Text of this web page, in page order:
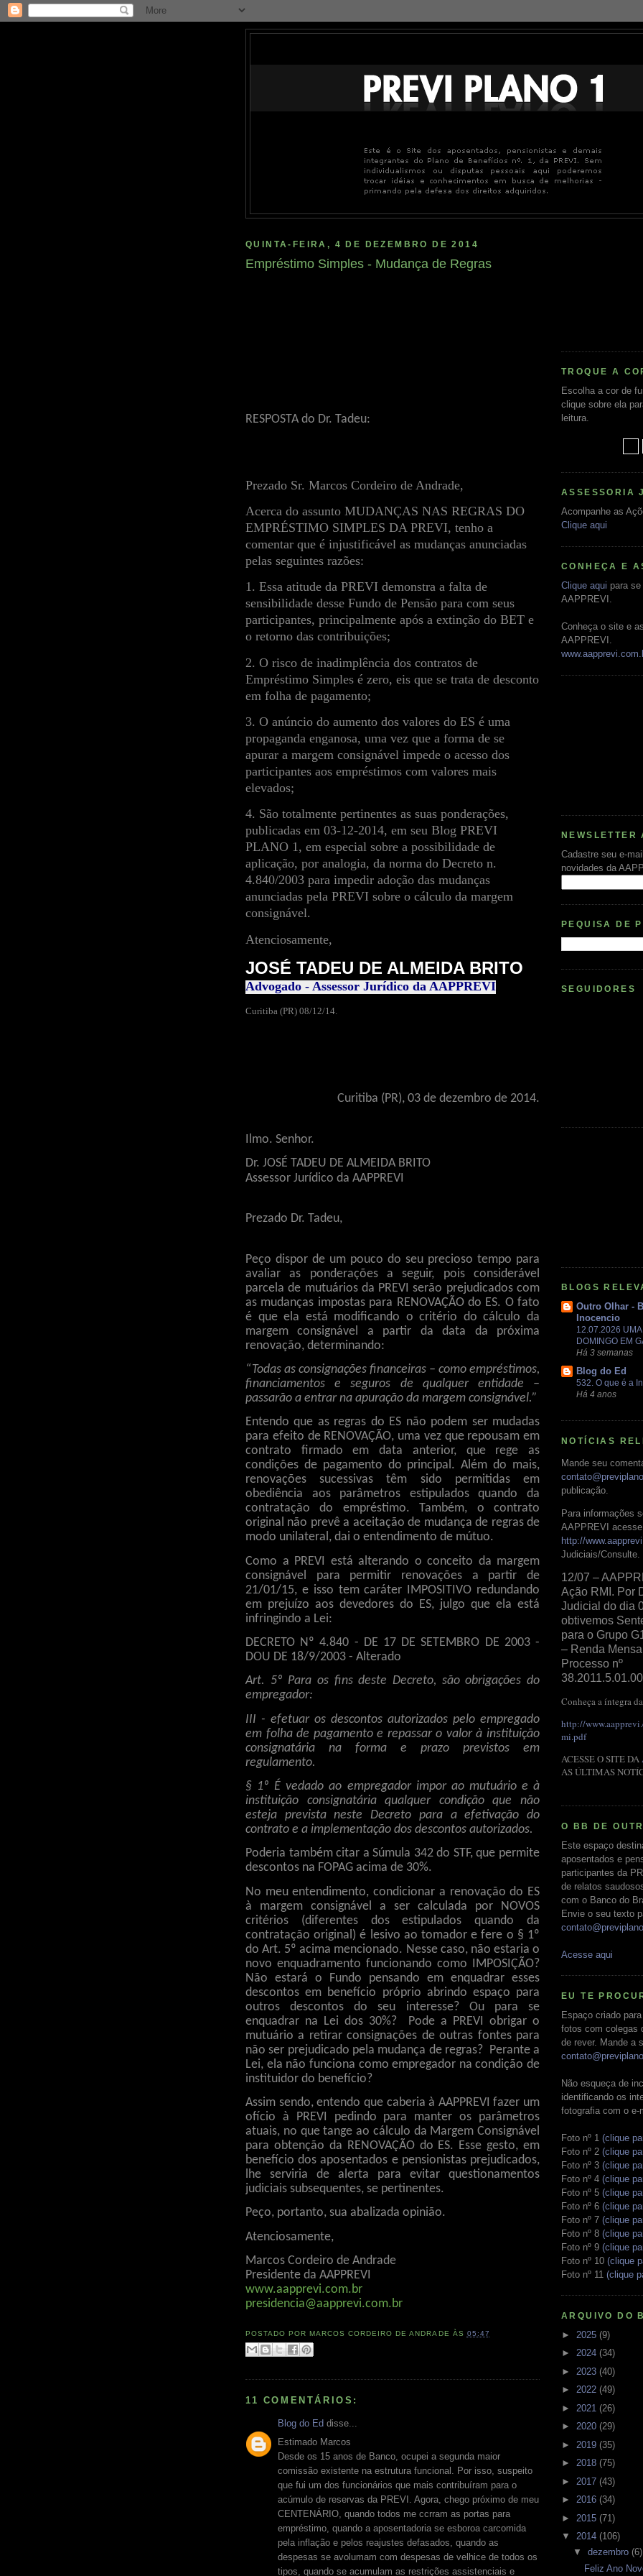
QUINTA-FEIRA, 4 DE DEZEMBRO DE 2014
Empréstimo Simples - Mudança de Regras
RESPOSTA do Dr. Tadeu:
Prezado Sr. Marcos Cordeiro de Andrade,
Acerca do assunto MUDANÇAS NAS REGRAS DO
EMPRÉSTIMO SIMPLES DA PREVI, tenho a
comentar que é injustificável as mudanças anunciadas
pelas seguintes razões:
1. Essa atitude da PREVI demonstra a falta de
sensibilidade desse Fundo de Pensão para com seus
participantes, principalmente após a extinção do BET e
o retorno das contribuições;
2. O risco de inadimplência dos contratos de
Empréstimo Simples é zero, eis que se trata de desconto
em folha de pagamento;
3. O anúncio do aumento dos valores do ES é uma
propaganda enganosa, uma vez que a forma de se
apurar a margem consignável impede o acesso dos
participantes aos empréstimos com valores mais
elevados;
4. São totalmente pertinentes as suas ponderações,
publicadas em 03-12-2014, em seu Blog PREVI
PLANO 1, em especial sobre a possibilidade de
aplicação, por analogia, da norma do Decreto n.
4.840/2003 para impedir adoção das mudanças
anunciadas pela PREVI sobre o cálculo da margem
consignável.
Atenciosamente,
JOSÉ TADEU DE ALMEIDA BRITO
Advogado - Assessor Jurídico da AAPPREVI
Curitiba (PR) 08/12/14.
Curitiba (PR), 03 de dezembro de 2014.
Ilmo. Senhor.
Dr. JOSÉ TADEU DE ALMEIDA BRITO
Assessor Jurídico da AAPPREVI
Prezado Dr. Tadeu,
Peço dispor de um pouco do seu precioso tempo para
avaliar as ponderações a seguir, pois considerável
parcela de mutuários da PREVI serão prejudicados com
as mudanças impostas para RENOVAÇÃO do ES. O fato
é que ela está modificando o critério do cálculo da
margem consignável a partir da data da próxima
renovação, determinando:
“Todas as consignações financeiras – como empréstimos,
financiamentos e seguros de qualquer entidade –
passarão a entrar na apuração da margem consignável.”
Entendo que as regras do ES não podem ser mudadas
para efeito de RENOVAÇÃO, uma vez que repousam em
contrato firmado em data anterior, que rege as
condições de pagamento do principal. Além do mais,
renovações sucessivas têm sido permitidas em
obediência aos parâmetros estipulados quando da
contratação do empréstimo. Também, o contrato
original não prevê a aceitação de mudança de regras de
modo unilateral, dai o entendimento de mútuo.
Como a PREVI está alterando o conceito da margem
consignável para permitir renovações a partir de
21/01/15, e isso tem caráter IMPOSITIVO redundando
em prejuízo aos devedores do ES, julgo que ela está
infringindo a Lei:
DECRETO Nº 4.840 - DE 17 DE SETEMBRO DE 2003 -
DOU DE 18/9/2003 - Alterado
Art. 5º Para os fins deste Decreto, são obrigações do
empregador:
III - efetuar os descontos autorizados pelo empregado
em folha de pagamento e repassar o valor à instituição
consignatária na forma e prazo previstos em
regulamento.
§ 1º É vedado ao empregador impor ao mutuário e à
instituição consignatária qualquer condição que não
esteja prevista neste Decreto para a efetivação do
contrato e a implementação dos descontos autorizados.
Poderia também citar a Súmula 342 do STF, que permite
descontos na FOPAG acima de 30%.
No meu entendimento, condicionar a renovação do ES
à margem consignável a ser calculada por NOVOS
critérios (diferentes dos estipulados quando da
contratação original) é lesivo ao tomador e fere o § 1º
do Art. 5º acima mencionado. Nesse caso, não estaria o
novo enquadramento funcionando como IMPOSIÇÃO?
Não estará o Fundo pensando em enquadrar esses
descontos em benefício próprio abrindo espaço para
outros descontos do seu interesse? Ou para se
enquadrar na Lei dos 30%?
Pode a PREVI obrigar o
mutuário a retirar consignações de outras fontes para
não ser prejudicado pela mudança de regras?
Perante a
Lei, ela não funciona como empregador na condição de
instituidor do benefício?
Assim sendo, entendo que caberia à AAPPREVI fazer um
ofício à PREVI pedindo para manter os parâmetros
atuais, no que tange ao cálculo da Margem Consignável
para obtenção da RENOVAÇÃO do ES. Esse gesto, em
benefício dos aposentados e pensionistas prejudicados,
lhe serviria de alerta para evitar questionamentos
judiciais subsequentes, se pertinentes.
Peço, portanto, sua abalizada opinião.
Atenciosamente,
Marcos Cordeiro de Andrade
Presidente da AAPPREVI
www.aapprevi.com.br
presidencia@aapprevi.com.br
POSTADO PORMARCOS CORDEIRO DE ANDRADE ÀS 05:47
11 COMENTÁRIOS:
Blog do Ed disse...
Estimado Marcos
Desde os 15 anos de Banco, ocupei a segunda maior
comissão existente na estrutura funcional. Por isso, suspeito
que fui um dos funcionários que mais contribuíram para o
acúmulo de reservas da PREVI. Agora, chego próximo de meu
CENTENÁRIO, quando todos me ccrram as portas para
empréstimo, quando a aposentadoria se esboroa carcomida
pela inflação e pelos reajustes defasados, quando as
despesas se avolumam com despesas de velhice de todos os
tipos, quando se acumulam as restrições assistenciais e
TROQUE A
Escolha a cor de
clique sobre ela
leitura.
ASSESSORIA
Acompanhe as
Clique aqui
CONHEÇA E
Clique aqui para
AAPPREVI.
Conheça o site e
AAPPREVI.
NEWSLETTER
Cadastre seu e-
novidades da
PEQUISA DE
SEGUIDORES
BLOGS
Outro Olhar -
Inocencio
12.07.2026
DOMINGO EM
Há 3 semanas
Blog do Ed
532. O que é a
Há 4 anos
NOTÍCIAS
Mande seu
publicação.
Para informações
AAPPREVI
http://
Judiciais/Consulte.
12/07 –
Ação RMI. Por
Judicial do dia
obtivemos
para o Grupo
– Renda
Processo nº
Conheça a íntegra
http://
mi.pdf
ACESSE O SITE DA
AS ÚLTIMAS
O BB DE
Este espaço
aposentados e
participantes da
de relatos
com o Banco do
Envie o seu texto
Acesse aqui
EU TE
Espaço criado
fotos com colegas
de rever. Mande a
Não esqueça de
identificando os
fotografia com o e-
Foto nº 1 (clique
Foto nº 2 (clique
Foto nº 3 (clique
Foto nº 4 (clique
Foto nº 5 (clique
Foto nº 6 (clique
Foto nº 7 (clique
Foto nº 8 (clique
Foto nº 9 (clique
Foto nº 10 (clique
Foto nº 11 (clique
ARQUIVO DO
► 2025 (9)
► 2024 (34)
► 2023 (40)
► 2022 (49)
► 2021 (26)
► 2020 (29)
► 2019 (35)
► 2018 (75)
► 2017 (43)
► 2016 (34)
► 2015 (71)
▼ 2014 (106)
▼ dezembro (6)
Feliz Ano